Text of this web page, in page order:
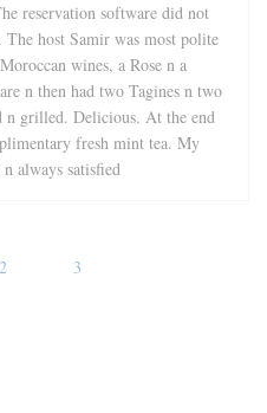
reservation software did not
host Samir was most polite
wines, a Rose n a
n then had two Tagines n two
n grilled. Delicious. At the end
fresh mint tea. My
always satisfied
2 3